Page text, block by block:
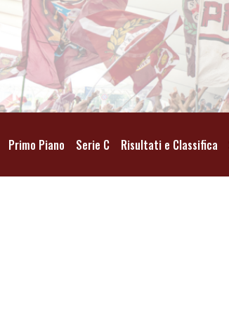
Primo Piano Serie C Risultati e Classifica